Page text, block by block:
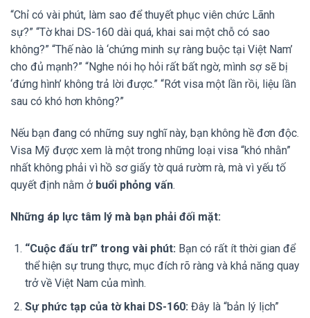
“Chỉ có vài phút, làm sao để thuyết phục viên chức Lãnh
sự?” “Tờ khai DS-160 dài quá, khai sai một chỗ có sao
không?” “Thế nào là ‘chứng minh sự ràng buộc tại Việt Nam’
cho đủ mạnh?” “Nghe nói họ hỏi rất bất ngờ, mình sợ sẽ bị
‘đứng hình’ không trả lời được.” “Rớt visa một lần rồi, liệu lần
sau có khó hơn không?”
Nếu bạn đang có những suy nghĩ này, bạn không hề đơn độc.
Visa Mỹ được xem là một trong những loại visa “khó nhằn”
nhất không phải vì hồ sơ giấy tờ quá rườm rà, mà vì yếu tố
quyết định nằm ở buổi phỏng vấn.
Những áp lực tâm lý mà bạn phải đối mặt:
“Cuộc đấu trí” trong vài phút: Bạn có rất ít thời gian để
thể hiện sự trung thực, mục đích rõ ràng và khả năng quay
trở về Việt Nam của mình.
Sự phức tạp của tờ khai DS-160: Đây là “bản lý lịch”